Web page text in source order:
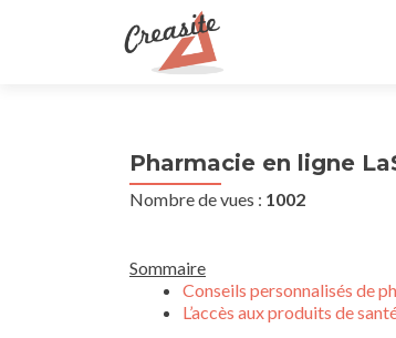
Pharmacie en ligne
Nombre de vues : 1002
Sommaire
Conseils personnalisés de
L’accès aux produits de